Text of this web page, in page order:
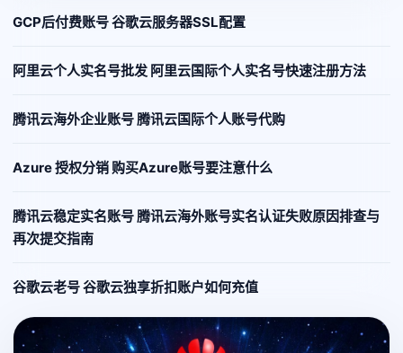
GCP后付费账号 谷歌云服务器SSL配置
阿里云个人实名号批发 阿里云国际个人实名号快速注册方法
腾讯云海外企业账号 腾讯云国际个人账号代购
Azure 授权分销 购买Azure账号要注意什么
腾讯云稳定实名账号 腾讯云海外账号实名认证失败原因排查与
再次提交指南
谷歌云老号 谷歌云独享折扣账户如何充值